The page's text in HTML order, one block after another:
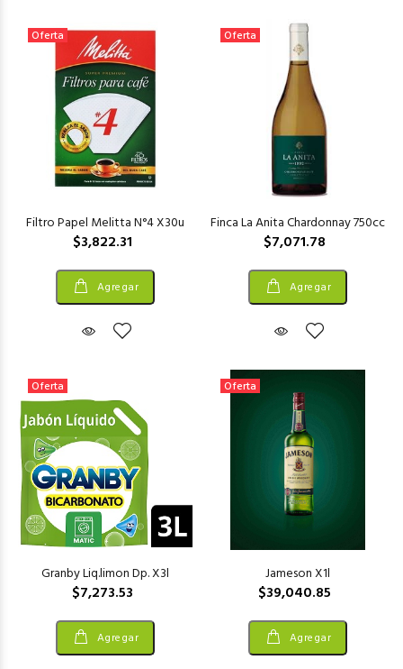
Oferta
Filtro Papel Melitta N°4 X30u
$3,822.31
Agregar
Oferta
Finca La Anita Chardonnay 750cc
$7,071.78
Agregar
Oferta
Granby Liq.limon Dp. X3l
$7,273.53
Agregar
Oferta
Jameson X1l
$39,040.85
Agregar